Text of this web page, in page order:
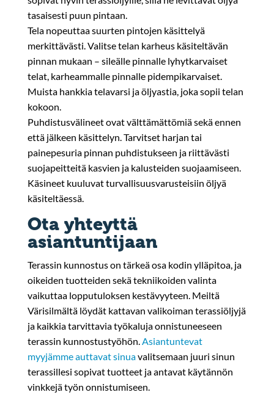
tasaisesti puun pintaan.
Tela nopeuttaa suurten pintojen käsittelyä
merkittävästi. Valitse telan karheus käsiteltävän
pinnan mukaan – sileälle pinnalle lyhytkarvaiset
telat, karheammalle pinnalle pidempikarvaiset.
Muista hankkia telavarsi ja öljyastia, joka sopii telan
kokoon.
Puhdistusvälineet ovat välttämättömiä sekä ennen
että jälkeen käsittelyn. Tarvitset harjan tai
painepesuria pinnan puhdistukseen ja riittävästi
suojapeitteitä kasvien ja kalusteiden suojaamiseen.
Käsineet kuuluvat turvallisuusvarusteisiin öljyä
käsiteltäessä.
Ota yhteyttä
asiantuntijaan
Terassin kunnostus on tärkeä osa kodin ylläpitoa, ja
oikeiden tuotteiden sekä tekniikoiden valinta
vaikuttaa lopputuloksen kestävyyteen. Meiltä
Värisilmältä löydät kattavan valikoiman terassiöljyjä
ja kaikkia tarvittavia työkaluja onnistuneeseen
terassin kunnostustyöhön.Asiantuntevat
myyjämme auttavat sinuavalitsemaan juuri sinun
terassillesi sopivat tuotteet ja antavat käytännön
vinkkejä työn onnistumiseen.